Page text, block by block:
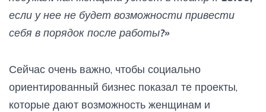
если у нее не будет возможности привести
себя в порядок после работы?»
Сейчас очень важно, чтобы социально
ориентированный бизнес показал те проекты,
которые дают возможность женщинам и